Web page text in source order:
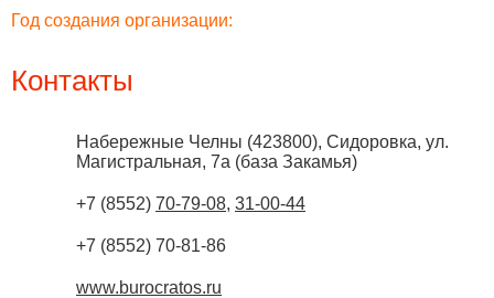
Год создания организации:
Контакты
Набережные Челны (423800), Сидоровка, ул.
Магистральная, 7а (база Закамья)
+7 (8552) 70-79-08, 31-00-44
+7 (8552) 70-81-86
www.burocratos.ru